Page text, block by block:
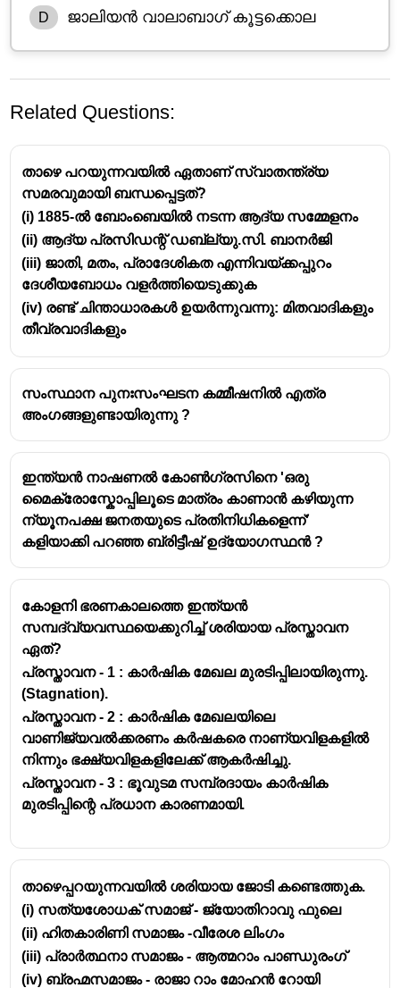
D ജാലിയൻ വാലാബാഗ് കൂട്ടക്കൊല
1922 ഫെബ്രുവരി 5-ന് ഉത്തർപ്രദേശിലെ
ഗോരഖ്പൂർ ജില്ലയിലുള്ള ചൗരി ചൗരാ എന്ന
സ്ഥലത്ത് പ്രക്ഷോഭകാരികളായ ഒരു സംഘം
ആളുകൾ പോലീസ് സ്റ്റേഷന് തീയിട്ടു.
കൊല്ലപ്പെട്ടു.
ഈ അക്രമ സംഭവത്തിൽ അഗാധമായി
ദുഃഖിതനായ ഗാന്ധിജി, അഹിംസയിൽ (non-
അക്രമാസക്തമായി മാറിയതിനാൽ 1922
ഫെബ്രുവരി 12-ന് നിസ്സഹകരണ പ്രസ്ഥാനം
പൂർണ്ണമായും പിൻവലിക്കുന്നതായി പ്രഖ്യാപിച്ചു.
Related Questions:
താഴെ പറയുന്നവയിൽ ഏതാണ് സ്വാതന്ത്ര്യ
സമരവുമായി ബന്ധപ്പെട്ടത്?
(i) 1885-ൽ ബോംബെയിൽ നടന്ന ആദ്യ സമ്മേളനം
(ii) ആദ്യ പ്രസിഡന്റ് ഡബ്ല്യു.സി. ബാനർജി
(iii) ജാതി, മതം, പ്രാദേശികത എന്നിവയ്‌ക്കപ്പുറം
ദേശീയബോധം വളർത്തിയെടുക്കുക
(iv) രണ്ട് ചിന്താധാരകൾ ഉയർന്നുവന്നു: മിതവാദികളും
തീവ്രവാദികളും
സംസ്ഥാന പുനഃസംഘടന കമ്മീഷനിൽ എത്ര
അംഗങ്ങളുണ്ടായിരുന്നു ?
ഇന്ത്യൻ നാഷ‌ണൽ കോൺഗ്രസിനെ 'ഒരു
മൈക്രോസ്കോപ്പിലൂടെ മാത്രം കാണാൻ കഴിയുന്ന
ന്യൂനപക്ഷ ജനതയുടെ പ്രതിനിധികളെന്ന്'
കളിയാക്കി പറഞ്ഞ ബ്രിട്ടീഷ് ഉദ്യോഗസ്ഥൻ ?
കോളനി ഭരണകാലത്തെ ഇന്ത്യൻ
സമ്പദ്വ്യവസ്ഥയെക്കുറിച്ച് ശരിയായ പ്രസ്താവന
ഏത്?
പ്രസ്താവന - 1 : കാർഷിക മേഖല മുരടിപ്പിലായിരുന്നു.
(Stagnation).
പ്രസ്താവന - 2 : കാർഷിക മേഖലയിലെ
വാണിജ്യവൽക്കരണം കർഷകരെ നാണ്യവിളകളിൽ
നിന്നും ഭക്ഷ്യവിളകളിലേക്ക് ആകർഷിച്ചു.
പ്രസ്താവന - 3 : ഭൂവുടമ സമ്പ്രദായം കാർഷിക
മുരടിപ്പിന്റെ പ്രധാന കാരണമായി.
താഴെപ്പറയുന്നവയിൽ ശരിയായ ജോടി കണ്ടെത്തുക.
(i) സത്യശോധക് സമാജ് - ജ്യോതിറാവു ഫുലെ
(ii) ഹിതകാരിണി സമാജം -വീരേശ ലിംഗം
(iii) പ്രാർത്ഥനാ സമാജം - ആത്മറാം പാണ്ഡുരംഗ്
(iv) ബ്രഹ്മസമാജം - രാജാ റാം മോഹൻ റോയി